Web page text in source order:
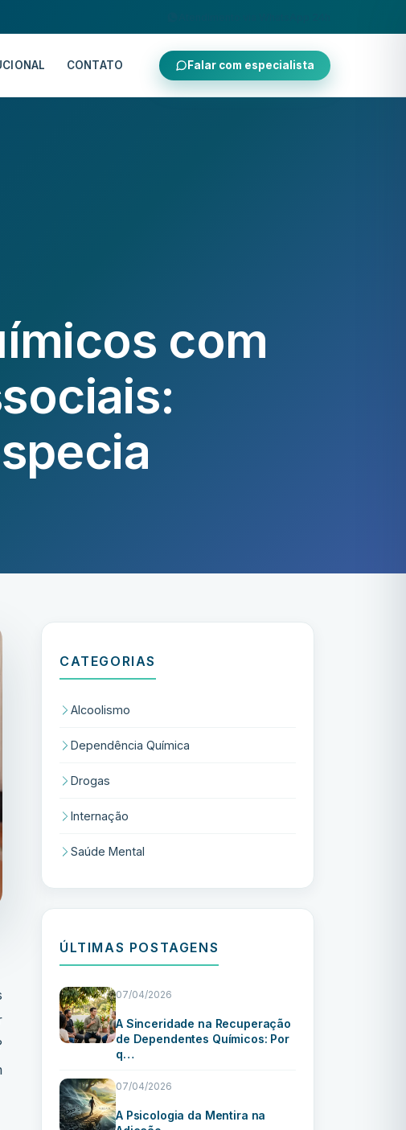
CONTATO Falar com especialista
com
CATEGORIAS
Alcoolismo
Dependência Química
Drogas
Internação
Saúde Mental
ÚLTIMAS POSTAGENS
07/04/2026
A Sinceridade na Recuperação
de Dependentes Químicos: Por
q…
07/04/2026
A Psicologia da Mentira na